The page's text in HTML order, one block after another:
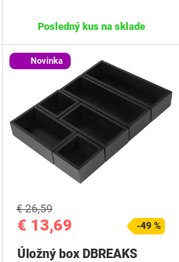
Posledný kus na sklade
Novinka
€ 13,69
€ 26,59
-49 %
Úložný box DBREAKS